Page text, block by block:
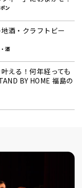
ン
酒・クラフトビー
酒
える！何年経っても
BY HOME 福島の